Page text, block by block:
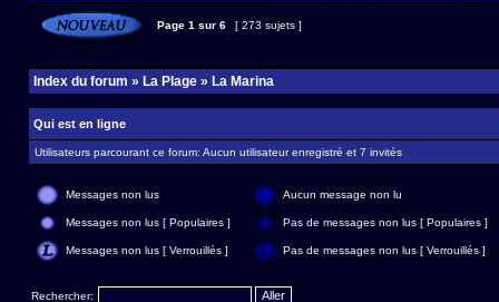
Page 1 sur 6 [ 273 sujets ]
Index du forum » La Plage » La Marina
Qui est en ligne
Utilisateurs parcourant ce forum: Aucun utilisateur enregistré et 7 invités
Messages non lus Aucun message non lu
Messages non lus [ Populaires ] Pas de messages non lus [ Populaires ]
Messages non lus [ Verrouillés ] Pas de messages non lus [ Verrouillés ]
Rechercher: